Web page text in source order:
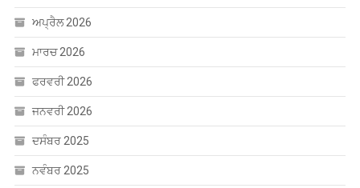
ਅਪ੍ਰੈਲ 2026
ਮਾਰਚ 2026
ਫਰਵਰੀ 2026
ਜਨਵਰੀ 2026
ਦਸੰਬਰ 2025
ਨਵੰਬਰ 2025